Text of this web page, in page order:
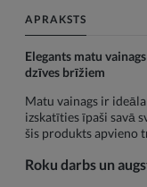
APRAKSTS
Elegants matu
dzīves brīžiem
Matu vainags ir
izskatīties īpaši savā
šis produkts apvieno
Roku darbs un